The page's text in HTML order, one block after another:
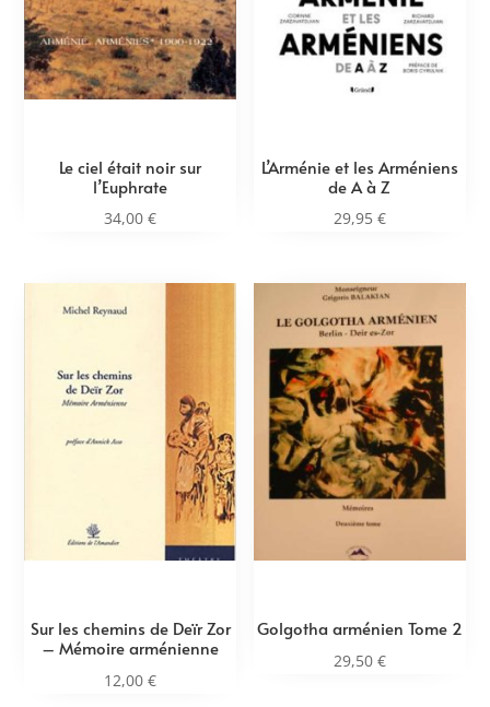
Le ciel était noir sur
l’Euphrate
34,00€
L’Arménie et les Arméniens
de A à Z
29,95 €
Sur les chemins de Deïr Zor
– Mémoire arménienne
12,00€
Golgotha arménien Tome 2
29,50 €